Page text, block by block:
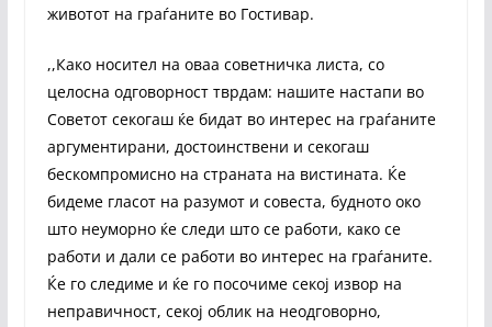
животот на граѓаните во Гостивар.
,,Како носител на оваа советничка листа, со
целосна одговорност тврдам: нашите настапи во
Советот секогаш ќе бидат во интерес на граѓаните
аргументирани, достоинствени и секогаш
бескомпромисно на страната на вистината. Ќе
бидеме гласот на разумот и совеста, будното око
што неуморно ќе следи што се работи, како се
работи и дали се работи во интерес на граѓаните.
Ќе го следиме и ќе го посочиме секој извор на
неправичност, секој облик на неодговорно,